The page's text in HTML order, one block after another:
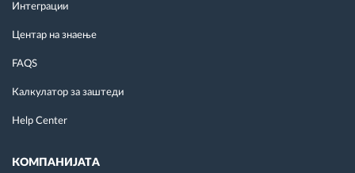
Интеграции
Центар на знаење
FAQS
Калкулатор за заштеди
Help Center
КОМПАНИЈАТА